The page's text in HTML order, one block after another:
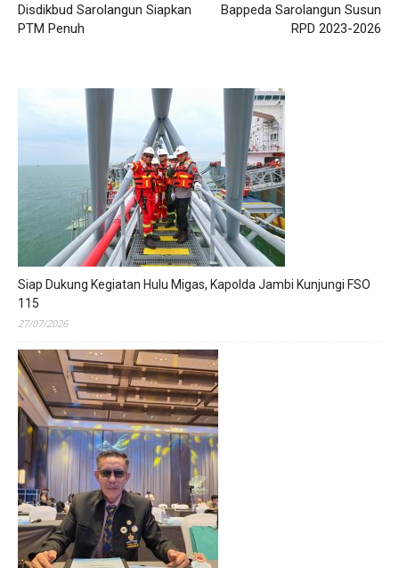
Disdikbud Sarolangun Siapkan
PTM Penuh
Bappeda Sarolangun Susun
RPD 2023-2026
Siap Dukung Kegiatan Hulu Migas, Kapolda Jambi Kunjungi FSO
115
27/07/2026